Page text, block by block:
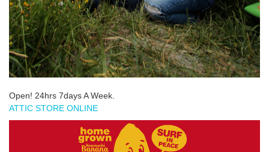
Open! 24hrs 7days A Week.
ATTIC STORE ONLINE